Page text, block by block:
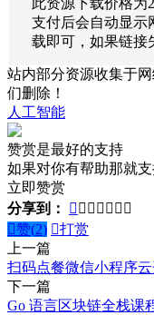
支付后会自动显示
载即可，如果链接
站内部分资源收集于
们删除！
人工智能
赞赏是最好的支持
如果对你有帮助那就
立即赞赏
分享到：
      
赞(2) 打赏
上一篇
扫码点餐微信小程序云
下一篇
Go 语言区块链全栈课